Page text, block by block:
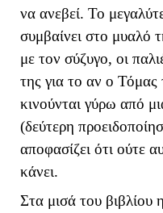
να ανεβεί. Το
συμβαίνει στο μυαλό
με τον σύζυγο, οι
της για το αν ο
κινούνται γύρω από
(δεύτερη
αποφασίζει ότι ούτε
κάνει.
Στα μισά του βιβλίου